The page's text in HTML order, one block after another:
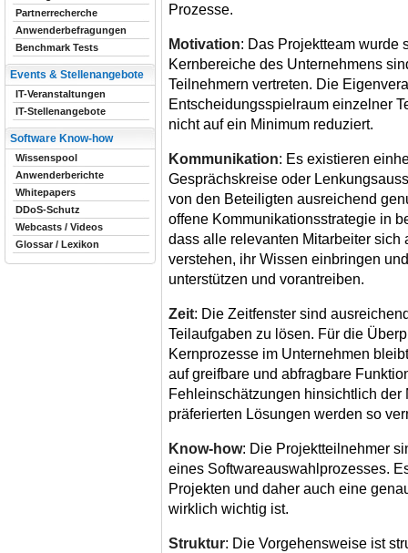
Prozesse.
Motivation: Das Projektteam wurde
Kernbereiche des Unternehmens
Teilnehmern vertreten. Die
Entscheidungsspielraum einzelner
nicht auf ein Minimum reduziert.
Kommunikation: Es existieren
Gesprächskreise oder
von den Beteiligten ausreichend
offene Kommunikationsstrategie in
dass alle relevanten Mitarbeiter
verstehen, ihr Wissen einbringen
unterstützen und vorantreiben.
Zeit: Die Zeitfenster sind
Teilaufgaben zu lösen. Für die
Kernprozesse im Unternehmen
auf greifbare und abfragbare
Fehleinschätzungen hinsichtlich
präferierten Lösungen werden so
Know-how: Die Projektteilnehmer
eines Softwareauswahlprozesses.
Projekten und daher auch eine
wirklich wichtig ist.
Struktur: Die Vorgehensweise ist
Partnerrecherche
Anwenderbefragungen
Benchmark Tests
Events & Stellenangebote
IT-Veranstaltungen
IT-Stellenangebote
Software Know-how
Wissenspool
Anwenderberichte
Whitepapers
DDoS-Schutz
Webcasts / Videos
Glossar / Lexikon